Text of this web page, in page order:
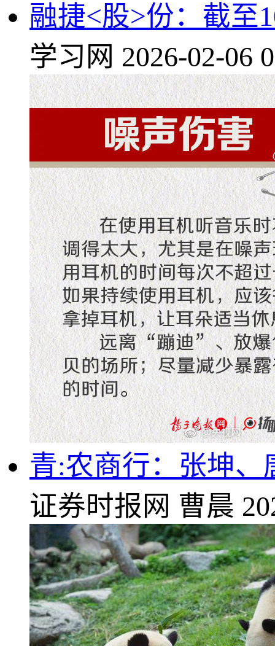
融捷<股>份：截至
学习网 2026-02-06
青:农商行：张坤
证券时报网 曹晨